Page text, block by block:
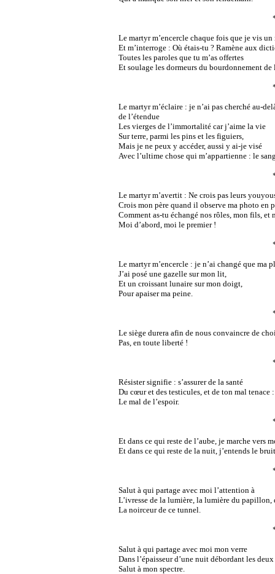
Le martyr m’encercle chaque fois que je vis
Et m’interroge : Où étais-tu ? Ramène aux
Toutes les paroles que tu m’as offertes
Et soulage les dormeurs du bourdonnement de
Le martyr m’éclaire : je n’ai pas cherché au-
de l’étendue
Les vierges de l’immortalité car j’aime la vie
Sur terre, parmi les pins et les figuiers,
Mais je ne peux y accéder, aussi y ai-je visé
Avec l’ultime chose qui m’appartienne : le
Le martyr m’avertit : Ne crois pas leurs
Crois mon père quand il observe ma photo en
Comment as-tu échangé nos rôles, mon fils, et
Moi d’abord, moi le premier !
Le martyr m’encercle : je n’ai changé que ma
J’ai posé une gazelle sur mon lit,
Et un croissant lunaire sur mon doigt,
Pour apaiser ma peine.
Le siège durera afin de nous convaincre de
Pas, en toute liberté !
Résister signifie : s’assurer de la santé
Du cœur et des testicules, et de ton mal tenace :
Le mal de l’espoir.
Et dans ce qui reste de l’aube, je marche vers
Et dans ce qui reste de la nuit, j’entends le
Salut à qui partage avec moi l’attention à
L’ivresse de la lumière, la lumière du papillon,
La noirceur de ce tunnel.
Salut à qui partage avec moi mon verre
Dans l’épaisseur d’une nuit débordant les
Salut à mon spectre.